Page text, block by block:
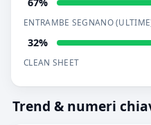
67%
ENTRAMBE SEGNANO
32%
CLEAN SHEET
Trend & numeri